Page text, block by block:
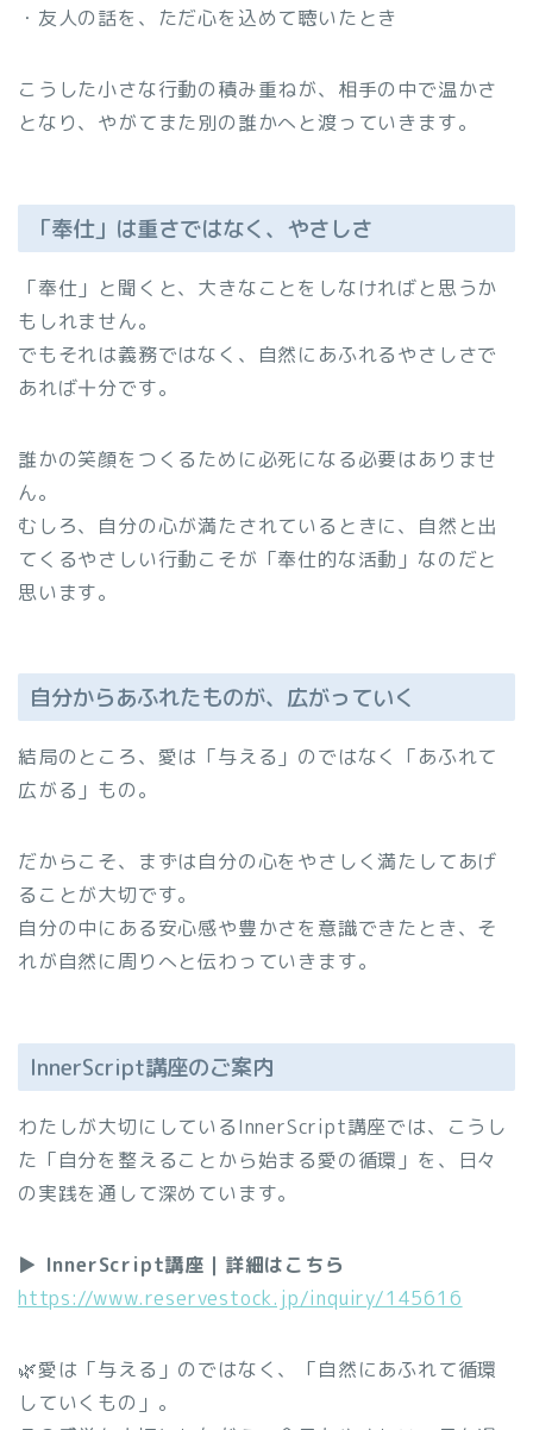
・友人の話を、ただ心を込めて聴いたとき
こうした小さな行動の積み重ねが、相手の中で温かさ
となり、やがてまた別の誰かへと渡っていきます。
「奉仕」は重さではなく、やさしさ
「奉仕」と聞くと、大きなことをしなければと思うか
もしれません。
でもそれは義務ではなく、自然にあふれるやさしさで
あれば十分です。
誰かの笑顔をつくるために必死になる必要はありませ
ん。
むしろ、自分の心が満たされているときに、自然と出
てくるやさしい行動こそが「奉仕的な活動」なのだと
思います。
自分からあふれたものが、広がっていく
結局のところ、愛は「与える」のではなく「あふれて
広がる」もの。
だからこそ、まずは自分の心をやさしく満たしてあげ
ることが大切です。
自分の中にある安心感や豊かさを意識できたとき、そ
れが自然に周りへと伝わっていきます。
InnerScript講座のご案内
わたしが大切にしているInnerScript講座では、こうし
た「自分を整えることから始まる愛の循環」を、日々
の実践を通して深めています。
▶ InnerScript講座｜詳細はこちら
https://www.reservestock.jp/inquiry/145616
🌿愛は「与える」のではなく、「自然にあふれて循環
していくもの」。